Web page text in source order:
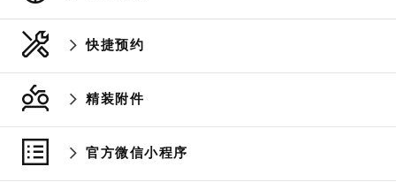
快捷预约
精装附件
官方微信小程序